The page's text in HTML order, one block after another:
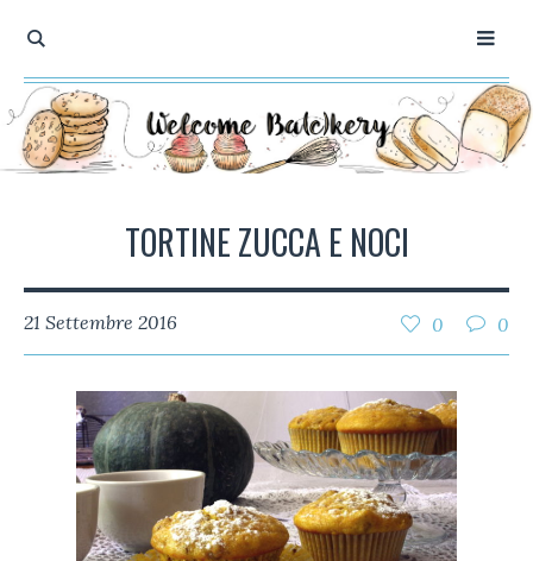
TORTINE ZUCCA E NOCI
21 Settembre 2016 0
0